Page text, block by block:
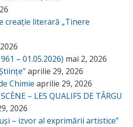
creație literară „Tinere
– 01.05.2026) mai 2, 2026
aprilie 29, 2026
Chimie aprilie 29, 2026
– LES QUALIFS DE TÂRGU
2026
– izvor al exprimării artistice”